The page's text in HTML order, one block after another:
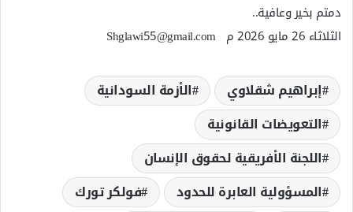
دمتم بخير وعافية..
الثلاثاء 26 مايو 2026 م Shglawi55@gmail.com
إبراهيم شقلاوي
الأزمة السودانية
التعويضات القانونية
اللجنة الأفريقية لحقوق الإنسان
المسؤولية العابرة للحدود
فولكر تورك